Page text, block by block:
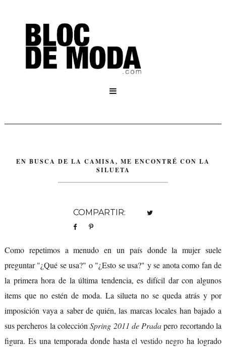

EN BUSCA DE LA CAMISA, ME ENCONTRÉ CON LA
SILUETA
COMPARTIR:
Como repetimos a menudo en un país donde la mujer suele
preguntar "¿Qué se usa?" o "¿Esto se usa?" y se anota como fan de
la primera hora de la última tendencia, es difícil dar con algunos
items que no estén de moda. La silueta no se queda atrás y por
imposición vaya a saber de quién, las marcas locales han bajado a
sus percheros la colecciónSpring 2011 de Pradapero recortando la
figura. Es una temporada donde hastael vestido negro ha logrado